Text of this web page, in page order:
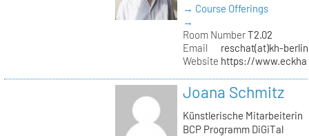
→ Course Offerings
→
Room NumberT2.02
Email
reschat(at)kh-
Website https://
Joana Schmitz
Künstlerische Mitarbeiterin
BCP Programm DiGiTal